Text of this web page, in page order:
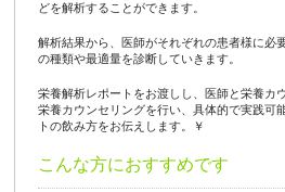
どを解析することができます。
解析結果から、医師がそれぞれの患者様に必
の種類や最適量を診断していきます。
栄養解析レポートをお渡しし、医師と栄養カ
栄養カウンセリングを行い、具体的で実践可
トの飲み方をお伝えします。￥
こんな方におすすめです